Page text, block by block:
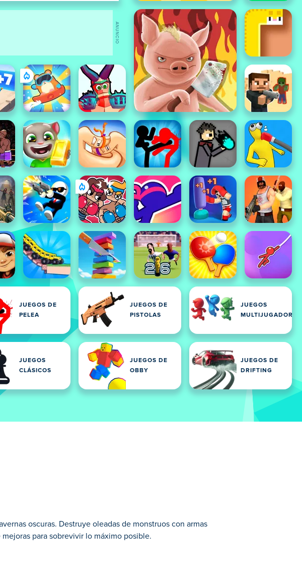
JUEGOS DE
PELEA
JUEGOS DE
PISTOLAS
JUEGOS
MULTIJUGADOR
JUEGOS
CLÁSICOS
JUEGOS DE
OBBY
JUEGOS DE
DRIFTING
ANUNCIO
oscuras. Destruye oleadas de monstruos con armas
para sobrevivir lo máximo posible.
murciélagos y otros monstruos! Este juego de acción